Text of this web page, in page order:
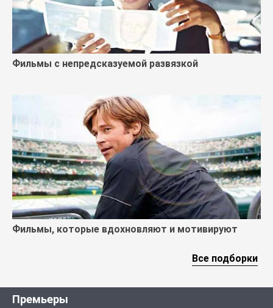
Фильмы с непредсказуемой развязкой
Фильмы, которые вдохновляют и мотивируют
Все подборки
Премьеры